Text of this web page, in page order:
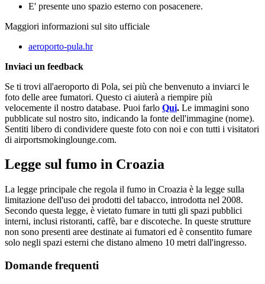
E' presente uno spazio esterno con posacenere.
Maggiori informazioni sul sito ufficiale
aeroporto-pula.hr
Inviaci un feedback
Se ti trovi all'aeroporto di Pola, sei più che benvenuto a inviarci le
foto delle aree fumatori. Questo ci aiuterà a riempire più
velocemente il nostro database. Puoi farlo Qui. Le immagini sono
pubblicate sul nostro sito, indicando la fonte dell'immagine (nome).
Sentiti libero di condividere queste foto con noi e con tutti i visitatori
di airportsmokinglounge.com.
Legge sul fumo in Croazia
La legge principale che regola il fumo in Croazia è la legge sulla
limitazione dell'uso dei prodotti del tabacco, introdotta nel 2008.
Secondo questa legge, è vietato fumare in tutti gli spazi pubblici
interni, inclusi ristoranti, caffè, bar e discoteche. In queste strutture
non sono presenti aree destinate ai fumatori ed è consentito fumare
solo negli spazi esterni che distano almeno 10 metri dall'ingresso.
Domande frequenti